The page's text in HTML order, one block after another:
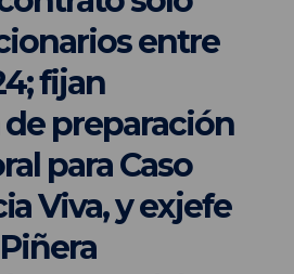
entre
fijan
preparación
para Caso
Viva, y exjefe